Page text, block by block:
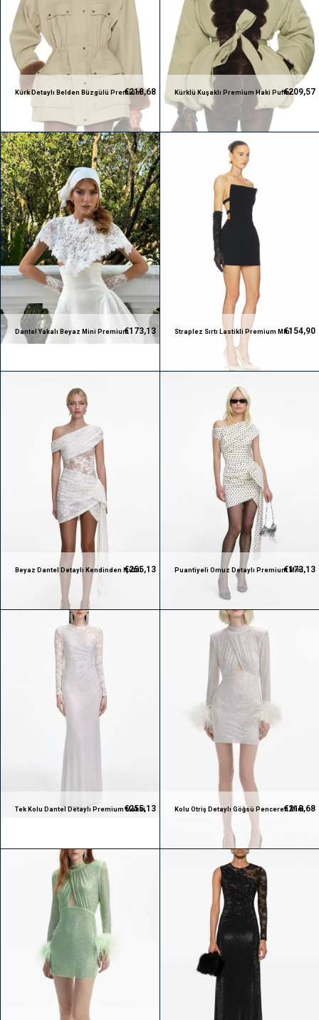
Kürk Detaylı Belden Büzgülü Premium
Ceket
€218,68
Kürklü Kuşaklı Premium Haki Puffer
Ceket
€209,57
Dantel Yakalı Beyaz Mini Premium
Elbise
€173,13
Straplez Sırtı Lastikli Premium Mini€154,90
Beyaz Dantel Detaylı Kendinden Işıltılı
Premium Mini Elbise
€255,13
Puantiyeli Omuz Detaylı Premium Mini
€173,13
Tek Kolu Dantel Detaylı Premium Maksi
€255,13
Kolu Otriş Detaylı Göğsü Pencereli Mini
€218,68